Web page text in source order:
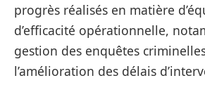
progrès réalisés en matière
d’efficacité opérationnelle,
gestion des enquêtes
l’amélioration des délais